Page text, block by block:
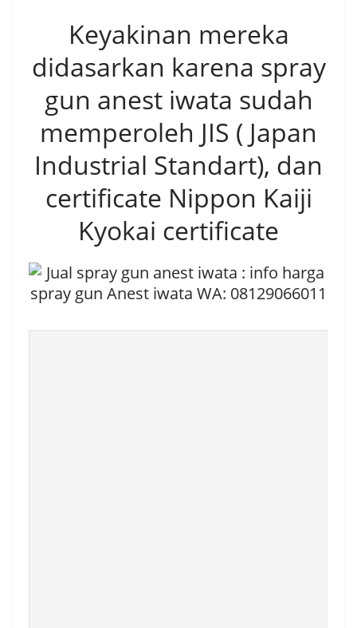
Keyakinan mereka
didasarkan karena spray
gun anest iwata sudah
memperoleh JIS ( Japan
Industrial Standart), dan
certificate Nippon Kaiji
Kyokai certificate